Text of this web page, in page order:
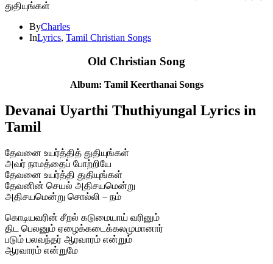
துதியுங்கள்
ByCharles
InLyrics, Tamil Christian Songs
Old Christian Song
Album: Tamil Keerthanai Songs
Devanai Uyarthi Thuthiyungal Lyrics in
Tamil
தேவனை உயர்த்தித் துதியுங்கள்
அவர் நாமத்தைப் போற்றியே
தேவனை உயர்த்தி துதியுங்கள்
தேவனின் செயல் அதிசயமென்று
அதிசயமென்று சொல்லி – நம்
கொடியவரின் சீறல் கடுமையாய் வரினும்
திட பெலனும் ஏழைக்கடைக்கலமுமானார்
படும் பலவந்தர் ஆரவாரம் என்றும்
ஆரவாரம் என்றுமே